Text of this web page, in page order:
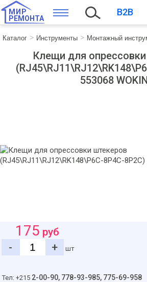
МИР
РЕМОНТА
B2B
Каталог Инструменты Монтажный
Клещи для
553068
175 руб
-
+ шт
Тел: +215 2-00-90, 778-93-985, 775-69-958